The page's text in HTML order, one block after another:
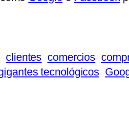
clientes comercios
tecnológicos